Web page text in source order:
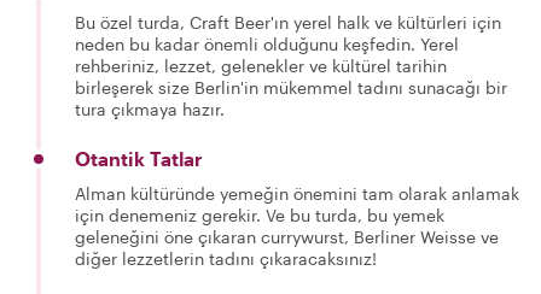
Bu özel turda, Craft Beer'ın yerel halk ve kültürleri için
neden bu kadar önemli olduğunu keşfedin. Yerel
rehberiniz, lezzet, gelenekler ve kültürel tarihin
birleşerek size Berlin'in mükemmel tadını sunacağı bir
tura çıkmaya hazır.
Otantik Tatlar
Alman kültüründe yemeğin önemini tam olarak anlamak
için denemeniz gerekir. Ve bu turda, bu yemek
geleneğini öne çıkaran currywurst, Berliner Weisse ve
diğer lezzetlerin tadını çıkaracaksınız!